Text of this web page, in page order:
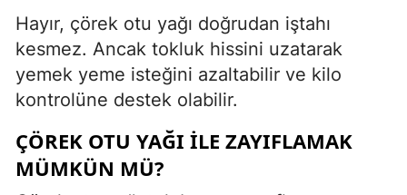
Hayır, çörek otu yağı doğrudan iştahı
kesmez. Ancak tokluk hissini uzatarak
yemek yeme isteğini azaltabilir ve kilo
kontrolüne destek olabilir.
ÇÖREK OTU YAĞI ILE ZAYIFLAMAK
MÜMKÜN MÜ?